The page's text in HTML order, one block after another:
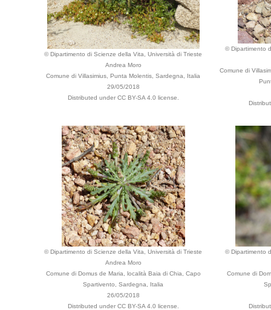
© Dipartimento di Scienze della Vita, Università di Trieste
Andrea Moro
Comune di Villasimius, Punta Molentis, Sardegna, Italia
29/05/2018
Distributed under CC BY-SA 4.0 license.
© Dipartimento
Comune di
© Dipartimento di Scienze della Vita, Università di Trieste
Andrea Moro
Comune di Domus de Maria, località Baia di Chia, Capo
Spartivento, Sardegna, Italia
26/05/2018
Distributed under CC BY-SA 4.0 license.
© Dipartimento
Comune di